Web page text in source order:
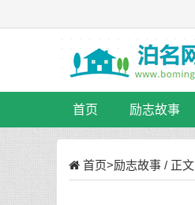
首页 励志故事
首页>励志故事 / 正文